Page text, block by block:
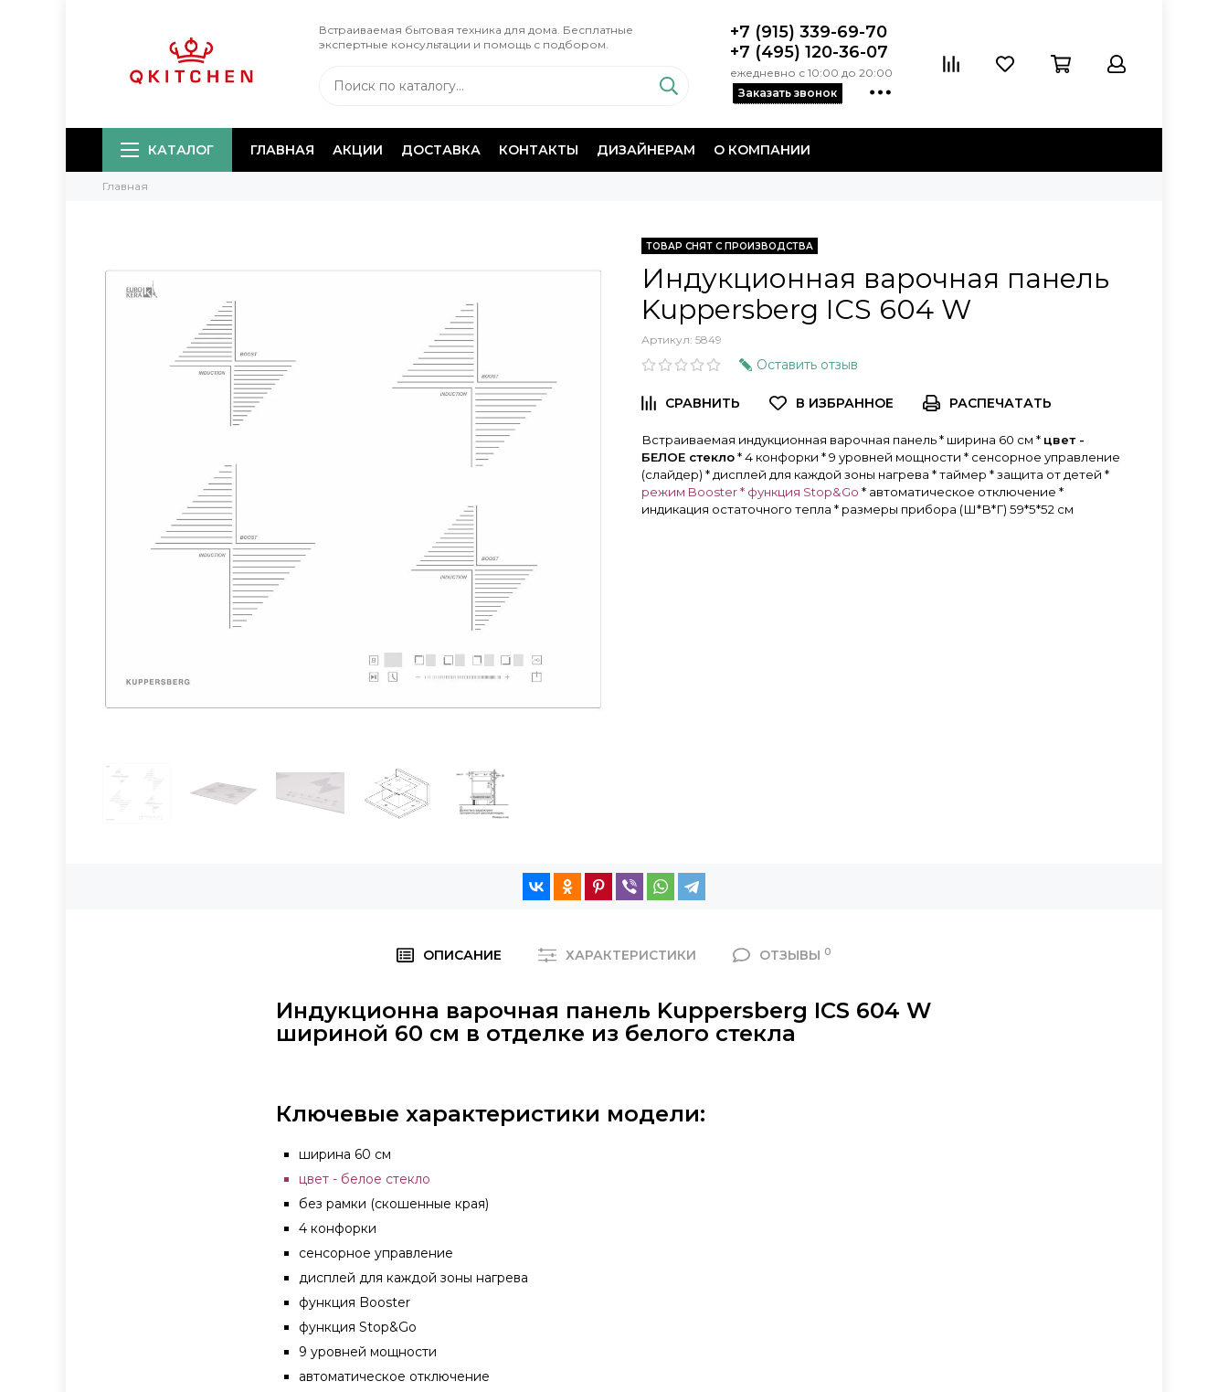
Встраиваемая бытовая техника для дома. Бесплатные
экспертные консультации и помощь с подбором.
+7 (915) 339-69-70
+7 (495) 120-36-07
ежедневно с 10:00 до 20:00
Заказать звонок
КАТАЛОГ ГЛАВНАЯ АКЦИИ ДОСТАВКА КОНТАКТЫ ДИЗАЙНЕРАМ О КОМПАНИИ
Главная
ТОВАР СНЯТ С ПРОИЗВОДСТВА
Индукционная варочная панель
Kuppersberg ICS 604 W
Артикул: 5849
Оставить отзыв
РАСПЕЧАТАТЬ
Встраиваемая индукционная варочная панель * ширина 60 см * цвет -
БЕЛОЕ стекло* 4 конфорки * 9 уровней мощности * сенсорное управление
(слайдер) * дисплей для каждой зоны нагрева * таймер * защита от детей *
режим Booster * функция Stop&Go * автоматическое отключение *
индикация остаточного тепла * размеры прибора (Ш*В*Г) 59*5*52 см
ОПИСАНИЕ ХАРАКТЕРИСТИКИ ОТЗЫВЫ 0
Индукционна варочная панель Kuppersberg ICS 604 W
шириной 60 см в отделке из белого стекла
Ключевые характеристики модели:
ширина 60 см
цвет - белое стекло
без рамки (скошенные края)
4 конфорки
сенсорное управление
дисплей для каждой зоны нагрева
функция Booster
функция Stop&Go
9 уровней мощности
автоматичеcкое отключение